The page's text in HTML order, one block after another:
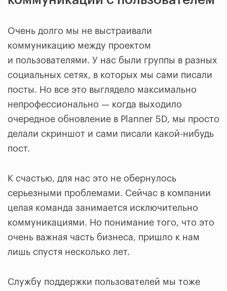
Очень долго мы не выстраивали
коммуникацию между проектом
и пользователями. У нас были группы в разных
социальных сетях, в которых мы сами писали
посты. Но все это выглядело максимально
непрофессионально — когда выходило
очередное обновление в Planner 5D, мы просто
делали скриншот и сами писали какой-нибудь
пост.
К счастью, для нас это не обернулось
серьезными проблемами. Сейчас в компании
целая команда занимается исключительно
коммуникациями. Но понимание того, что это
очень важная часть бизнеса, пришло к нам
лишь спустя несколько лет.
Службу поддержки пользователей мы тоже